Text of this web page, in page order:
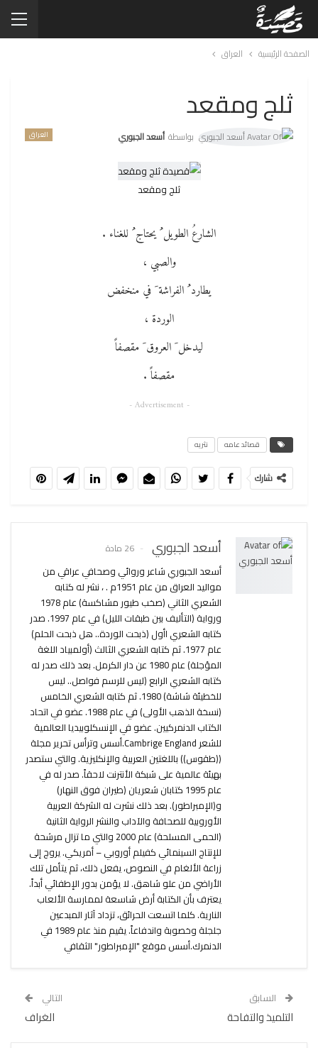
الصفحة الرئيسية العراق
ثلج ومقعد
العراق بواسطة أسعد الجبوري
ثلج ومقعد
الشارعُ الطويل ُ يحتاج ُ للغناء .
والصبي ،
يطارد ُ الفراشة َ في منخفض
الوردة ،
ليدخل َ العروق َ مقصفاً
مقصفاً .
- Advertisement -
قصائد عامه نثريه
شارك
أسعد الجبوري 26 مادة
أسعد الجبوري شاعر وروائي وصحافي عراقي من
مواليد العراق من عام 1951م . ، نشر له كتابه
الشعري الثاني (صخب طيور مشاكسة) عام 1978
ورواية (التأليف بين طبقات الليل) في عام 1997. صدر
كتابه الشعري اأول (ذبحت الوردة.. هل ذبحت الحلم)
عام 1977. ثم كتابه الشعري الثالث (أولمبياد اللغة
المؤجلة) عام 1980 عن دار الكرمل. بعد ذلك صدر له
كتابه الشعري الرابع (ليس للرسم فواصل.. ليس
للخطيئة شاشة) 1980. ثم كتابه الشعري الخامس
(نسخة الذهب الأولى) في عام 1988. عضو في اتحاد
الكتاب الدنمركيين. عضو في الإنسكلوبيديا العالمية
للشعر Cambrige England.أسس وترأس تحرير مجلة
((طقوس)) باللغتين العربية والإنكليزية. والتي ستصدر
بهيئة عالمية على شبكة الأنترنت لاحقاً. صدر له في
عام 1995 كتابان شعريان (طيران فوق النهار)
و(الإمبراطور). بعد ذلك نشرت له الشركة العربية
الأوروبية للصحافة والآداب والنشر الرواية الثانية
(الحمى المسلحة) عام 2000 والتي ما تزال مرشحة
للإنتاج السينمائي كفيلم أوروبي – أمريكي. يروج إلى
زراعة الألغام في النصوص، يفعل ذلك، ثم يتأمل تلك
الأراضي من علو شاهق. لا يؤمن بدور الإطفائي أبداً.
يعترف بأن الكتابة أرض شاسعة لممارسة الألعاب
النارية. كلما اتسعت الحرائق، تزداد آثار المبدعين
جلجلة وخصوبة واندفاعاً. يقيم منذ عام 1989 في
الدنمرك.أسس موقع "الإمبراطور" الثقافي
السابق
التلميذ والتفاحة
التالي
الغراف